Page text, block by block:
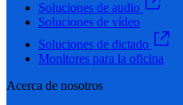
Soluciones de audio
Soluciones de vídeo
Soluciones de dictado
Monitores para la oficina
Acerca de nosotros